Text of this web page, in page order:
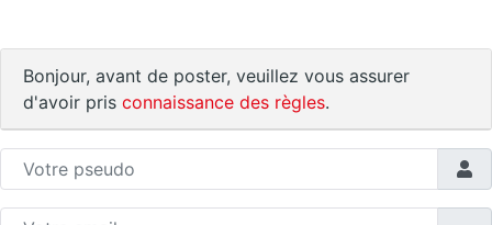
Bonjour, avant de poster, veuillez vous assurer
d'avoir pris connaissance des règles.